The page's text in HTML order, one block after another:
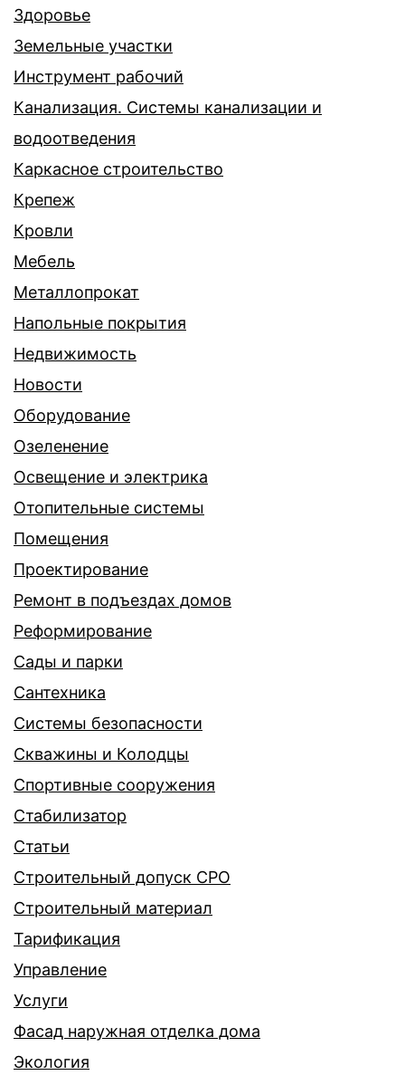
Здоровье
Земельные участки
Инструмент рабочий
Канализация. Системы канализации и
водоотведения
Каркасное строительство
Крепеж
Кровли
Мебель
Металлопрокат
Напольные покрытия
Недвижимость
Новости
Оборудование
Озеленение
Освещение и электрика
Отопительные системы
Помещения
Проектирование
Ремонт в подъездах домов
Реформирование
Сады и парки
Сантехника
Системы безопасности
Скважины и Колодцы
Спортивные сооружения
Стабилизатор
Статьи
Строительный допуск СРО
Строительный материал
Тарификация
Управление
Услуги
Фасад наружная отделка дома
Экология